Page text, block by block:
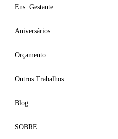
Ens. Gestante
Aniversários
Orçamento
Outros Trabalhos
Blog
SOBRE